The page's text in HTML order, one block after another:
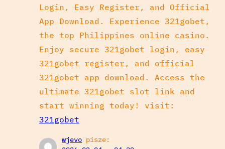
Login, Easy Register, and Official
App Download. Experience 321gobet,
the top Philippines online casino.
Enjoy secure 321gobet login, easy
321gobet register, and official
321gobet app download. Access the
ultimate 321gobet slot link and
start winning today! visit:
321gobet
wjevo pisze: